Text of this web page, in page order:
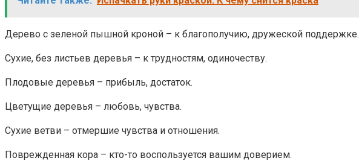
Дерево с зеленой пышной кроной – к благополучию, дружеской поддержке.
Сухие, без листьев деревья – к трудностям, одиночеству.
Плодовые деревья – прибыль, достаток.
Цветущие деревья – любовь, чувства.
Сухие ветви – отмершие чувства и отношения.
Поврежденная кора – кто-то воспользуется вашим доверием.